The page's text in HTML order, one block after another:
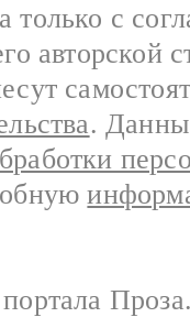
только с
авторской
.